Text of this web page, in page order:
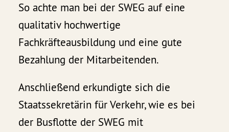
So achte man bei der SWEG auf eine
qualitativ hochwertige
Fachkräfteausbildung und eine gute
Bezahlung der Mitarbeitenden.
Anschließend erkundigte sich die
Staatssekretärin für Verkehr, wie es bei
der Busflotte der SWEG mit